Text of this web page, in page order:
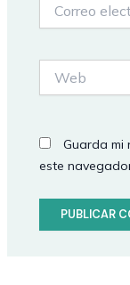
electrónico*
Guarda mi
este